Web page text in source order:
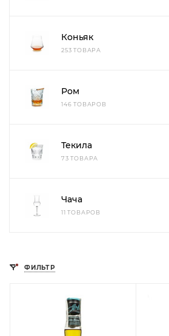
Коньяк
253 ТОВАРА
Ром
146 ТОВАРОВ
Текила
73 ТОВАРА
Чача
11 ТОВАРОВ
ФИЛЬТР